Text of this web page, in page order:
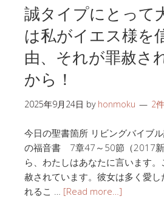
誠タイプにとって
は私がイエス様を
由、それが罪赦さ
から！
2025年9月24日 by honmoku 2
今日の聖書箇所 リビングバイブ
の福音書 7章47～50節（2017
ら、わたしはあなたに言います
赦されています。彼女は多く愛し
れるこ … [Read more…]